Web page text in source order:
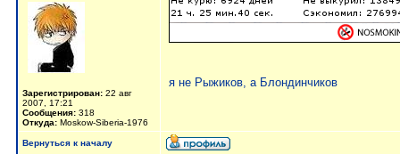
Зарегистрирован: 22 авг
2007, 17:21
Сообщения: 318
Откуда: Moskow-Siberia-1976
я не Рыжиков, а Блондинчиков
Вернуться к началу